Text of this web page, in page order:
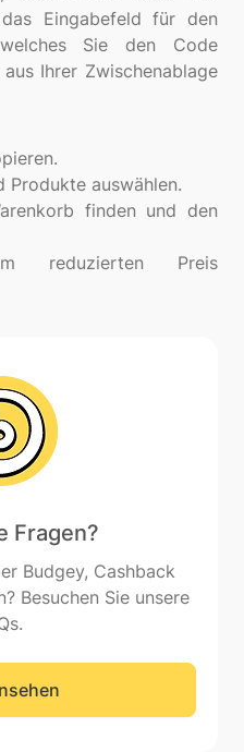
Eingabefeld für den
Sie den Code
Ihrer Zwischenablage
Produkte auswählen.
finden und den
reduzierten Preis
Fragen?
Budgey, Cashback
Besuchen Sie unsere